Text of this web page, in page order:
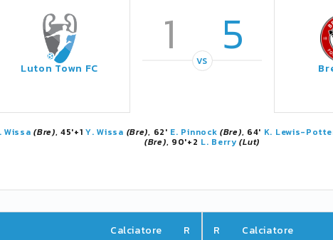
Luton Town FC
1 5
VS
Wissa (Bre), 45'+1Y. Wissa (Bre), 62' E. Pinnock (Bre), 64' K. Lewis-
(Bre), 90'+2 L. Berry (Lut)
Calciatore R R Calciatore